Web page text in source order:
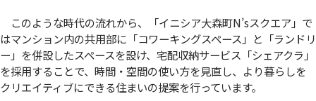
このような時代の流れから、「イニシア大森町N’sスクエア」で
はマンション内の共用部に「コワーキングスペース」と「ランドリ
ー」を併設したスペースを設け、宅配収納サービス「シェアクラ」
を採用することで、時間・空間の使い方を見直し、より暮らしを
クリエイティブにできる住まいの提案を行っています。